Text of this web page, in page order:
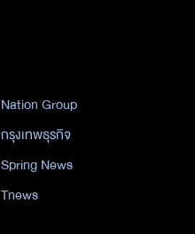
Nation Group
กรุงเทพธุรกิจ
Spring News
Tnews